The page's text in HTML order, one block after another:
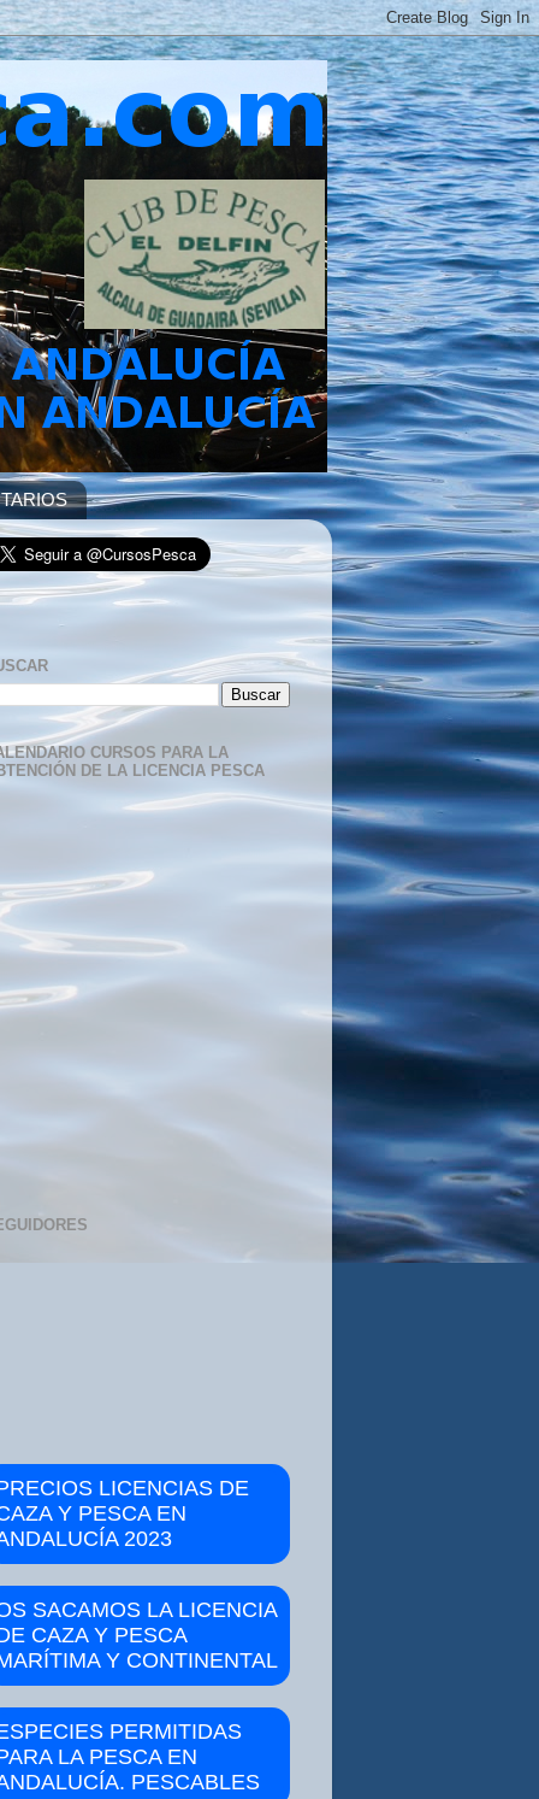
CURSOS PARA LA
DE LA LICENCIA PESCA
LICENCIAS DE
Y PESCA EN
2023
SACAMOS LA LICENCIA
CAZA Y PESCA
Y CONTINENTAL
PERMITIDAS
LA PESCA EN
PESCABLES